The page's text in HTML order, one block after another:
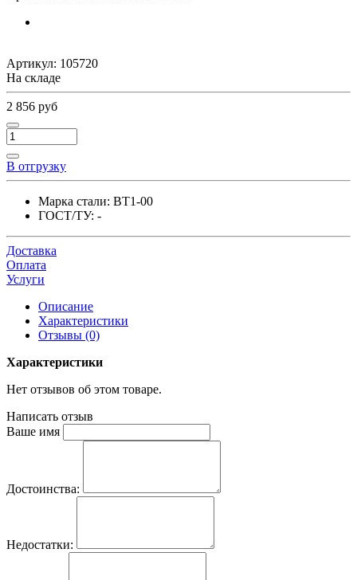
Артикул: 105720
На складе
2 856 руб
В отгрузку
Марка стали: ВТ1-00
ГОСТ/ТУ: -
Доставка
Оплата
Услуги
Описание
Характеристики
Отзывы (0)
Характеристики
Нет отзывов об этом товаре.
Написать отзыв
Ваше имя
Достоинства:
Недостатки: